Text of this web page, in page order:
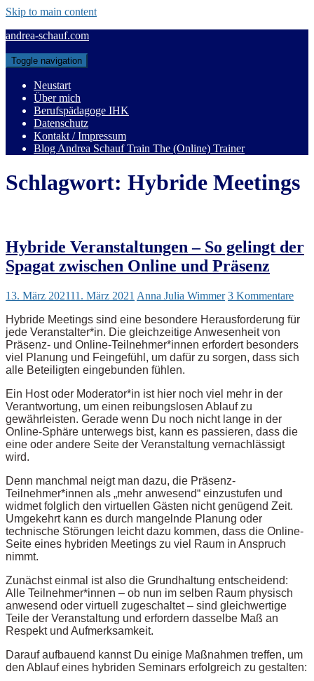
Skip to main content
andrea-schauf.com
Toggle navigation
Neustart
Über mich
Berufspädagoge IHK
Datenschutz
Kontakt / Impressum
Blog Andrea Schauf Train The (Online) Trainer
Schlagwort: Hybride Meetings
Hybride Veranstaltungen – So gelingt der
Spagat zwischen Online und Präsenz
13. März 202111. März 2021 Anna Julia Wimmer 3 Kommentare
Hybride Meetings sind eine besondere Herausforderung für
jede Veranstalter*in. Die gleichzeitige Anwesenheit von
Präsenz- und Online-Teilnehmer*innen erfordert besonders
viel Planung und Feingefühl, um dafür zu sorgen, dass sich
alle Beteiligten eingebunden fühlen.
Ein Host oder Moderator*in ist hier noch viel mehr in der
Verantwortung, um einen reibungslosen Ablauf zu
gewährleisten. Gerade wenn Du noch nicht lange in der
Online-Sphäre unterwegs bist, kann es passieren, dass die
eine oder andere Seite der Veranstaltung vernachlässigt
wird.
Denn manchmal neigt man dazu, die Präsenz-
Teilnehmer*innen als „mehr anwesend“ einzustufen und
widmet folglich den virtuellen Gästen nicht genügend Zeit.
Umgekehrt kann es durch mangelnde Planung oder
technische Störungen leicht dazu kommen, dass die Online-
Seite eines hybriden Meetings zu viel Raum in Anspruch
nimmt.
Zunächst einmal ist also die Grundhaltung entscheidend:
Alle Teilnehmer*innen – ob nun im selben Raum physisch
anwesend oder virtuell zugeschaltet – sind gleichwertige
Teile der Veranstaltung und erfordern dasselbe Maß an
Respekt und Aufmerksamkeit.
Darauf aufbauend kannst Du einige Maßnahmen treffen, um
den Ablauf eines hybriden Seminars erfolgreich zu gestalten: